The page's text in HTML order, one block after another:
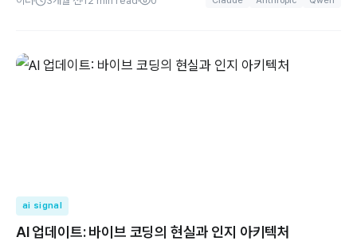
ai signal
AI 업데이트: 바이브 코딩의 현실과 인지 아키텍처